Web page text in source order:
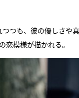
つも、彼の優しさや
恋模様が描かれる。